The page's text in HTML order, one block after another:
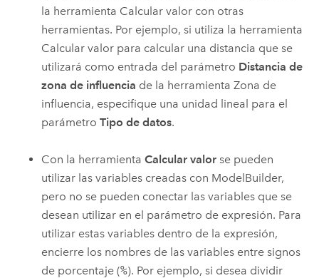
la herramienta Calcular valor con otras
herramientas. Por ejemplo, si utiliza la herramienta
Calcular valor para calcular una distancia que se
utilizará como entrada del parámetro Distancia de
zona de influencia de la herramientaZona de
influencia, especifique una unidad lineal para el
parámetroTipo de datos.
Con la herramientaCalcular valor se pueden
utilizar las variables creadas con ModelBuilder,
pero no se pueden conectar las variables que se
desean utilizar en el parámetro de expresión. Para
utilizar estas variables dentro de la expresión,
encierre los nombres de las variables entre signos
de porcentaje (%). Por ejemplo, si desea dividir